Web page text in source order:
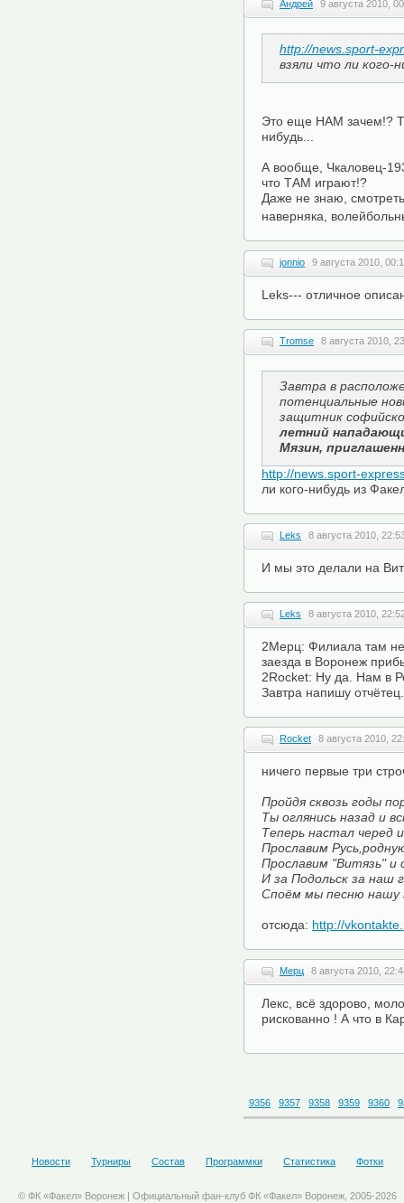
Андрей 9 августа 2010,
http://news.sport-
взяли что ли кого-
Это еще НАМ зачем!?
нибудь...
А вообще, Чкаловец-
что ТАМ играют!?
Даже не знаю,
наверняка,
jonnio 9 августа 2010,
Leks--- отличное
Tromse 8 августа 2010,
Завтра в
потенциальные
защитник
летний
Мязин,
http://news.sport-
ли кого-нибудь из
Leks 8 августа 2010,
И мы это делали на
Leks 8 августа 2010,
2Мерц: Филиала там
заезда в Воронеж
2Rocket: Ну да. Нам в
Завтра напишу
Rocket 8 августа 2010,
ничего первые три
Пройдя сквозь годы
Ты оглянись назад и
Теперь настал черед
Прославим
Прославим "Витязь" и
И за Подольск за наш
Споём мы песню нашу
отсюда: http://
Мерц 8 августа 2010,
Лекс, всё здорово,
рискованно ! А что в
9356 9357 9358 9359 9360
Новости Турниры Состав Программки Статистика Фотки
© ФК «Факел» Воронеж | Официальный фан-клуб ФК «Факел» Воронеж, 2005-2026